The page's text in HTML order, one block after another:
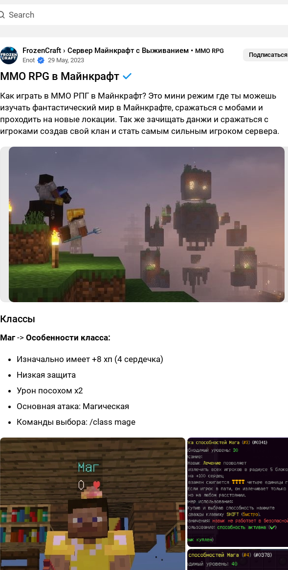
FrozenCraft › Сервер Майнкрафт с Выживанием • MMO RPG
Enot
29 May, 2023
Подписаться
MMO RPG в Майнкрафт
Как играть в ММО РПГ в Майнкрафт? Это мини режим где ты можешь
изучать фантастический мир в Майнкрафте, сражаться с мобами и
проходить на новые локации. Так же зачищать данжи и сражаться с
игроками создав свой клан и стать самым сильным игроком сервера.
Классы
Маг -> Особенности класса:
Изначально имеет +8 хп (4 сердечка)
Низкая защита
Урон посохом х2
Основная атака: Магическая
Команды выбора: /class mage